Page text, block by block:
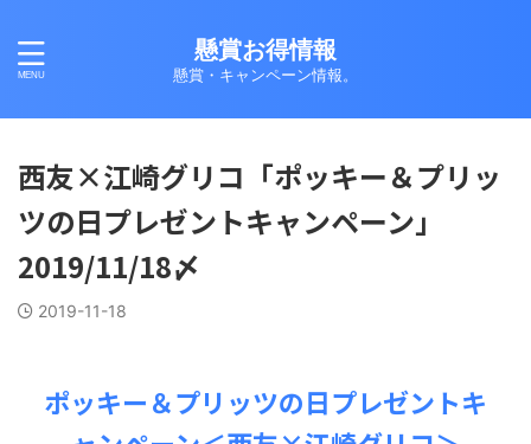
懸賞お得情報
懸賞・キャンペーン情報。
西友×江崎グリコ「ポッキー＆プリッ
ツの日プレゼントキャンペーン」
2019/11/18〆
2019-11-18
ポッキー＆プリッツの日プレゼントキ